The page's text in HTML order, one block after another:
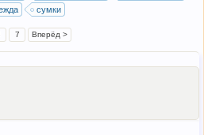
сумки
7 Вперёд >